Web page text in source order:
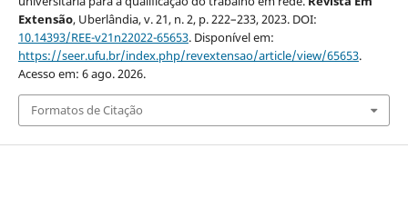
Extensão, Uberlândia, v. 21, n. 2, p. 222–233, 2023. DOI:
10.14393/REE-v21n22022-65653. Disponível em:
https://seer.ufu.br/index.php/revextensao/article/view/65653.
Acesso em: 6 ago. 2026.
Formatos de Citação